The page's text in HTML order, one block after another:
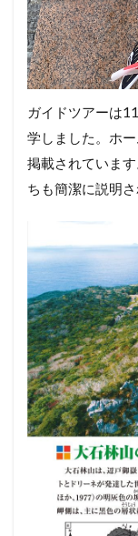
ガイドツアーは
学しました。ホ
掲載されていま
ちも簡潔に説明さ